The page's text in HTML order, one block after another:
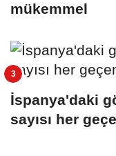
mükemmel
İspanya'daki
sayısı her